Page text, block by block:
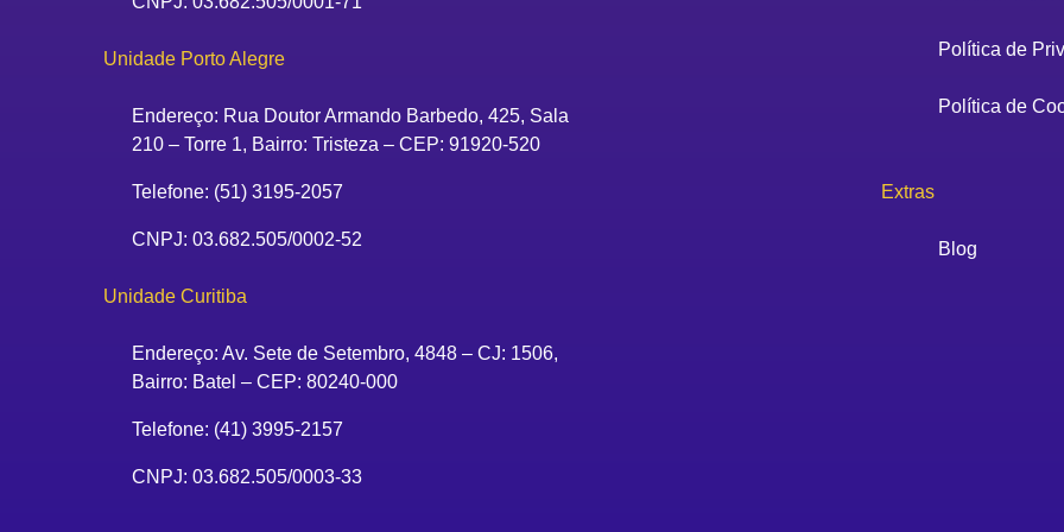
Unidade Porto Alegre
Endereço: Rua Doutor Armando Barbedo, 425, Sala
210 – Torre 1, Bairro: Tristeza – CEP: 91920-520
Telefone: (51) 3195-2057
CNPJ: 03.682.505/0002-52
Unidade Curitiba
Endereço: Av. Sete de Setembro, 4848 – CJ: 1506,
Bairro: Batel – CEP: 80240-000
Telefone: (41) 3995-2157
CNPJ: 03.682.505/0003-33
Política de
Política de
Extras
Blog